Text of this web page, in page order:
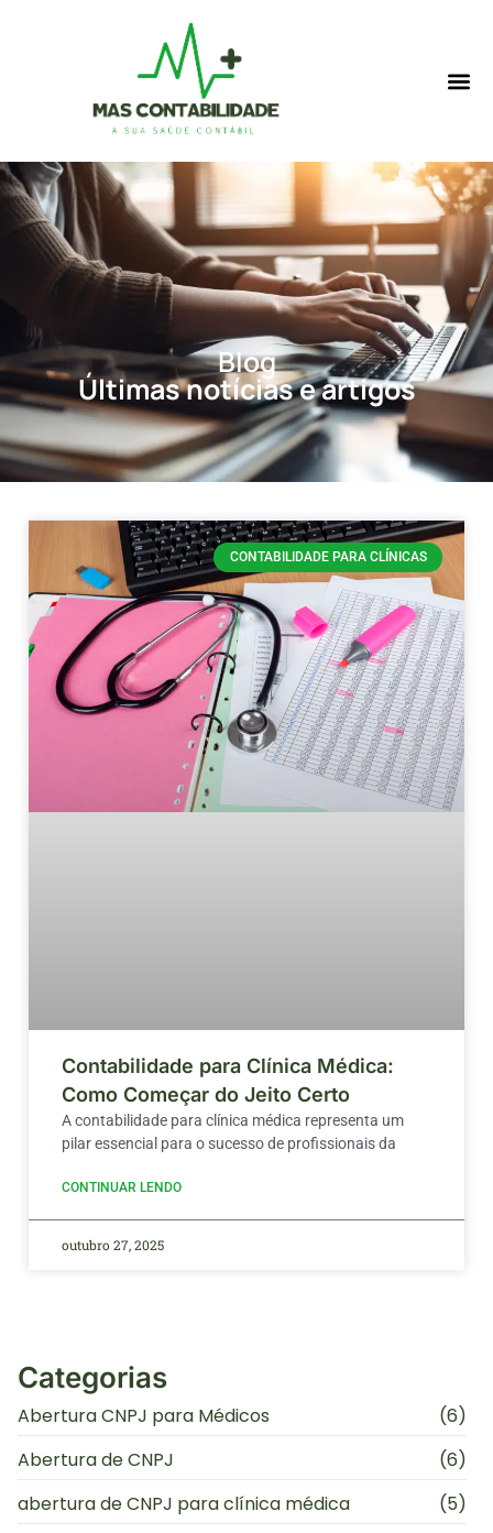
Blog
Últimas notícias e artigos
CONTABILIDADE PARA CLÍNICAS
Contabilidade para Clínica Médica:
Como Começar do Jeito Certo
A contabilidade para clínica médica representa um
pilar essencial para o sucesso de profissionais da
CONTINUAR LENDO
outubro 27, 2025
Categorias
Abertura CNPJ para Médicos
(6)
Abertura de CNPJ
(6)
abertura de CNPJ para clínica médica
(5)